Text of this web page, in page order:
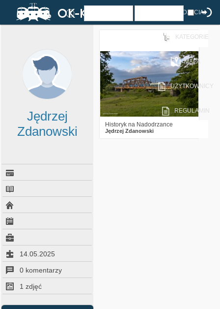
ZDJĘCIA
KATEGORIE
MAPA
UŻYTKOWNICY
REGULAMIN
Jędrzej
Zdanowski
14.05.2025
0 komentarzy
1 zdjęć
23
Historyk na Nadodrzance
Jędrzej Zdanowski